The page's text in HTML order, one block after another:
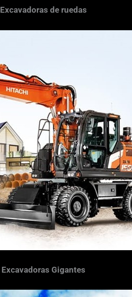
Excavadoras de ruedas
Excavadoras Gigantes